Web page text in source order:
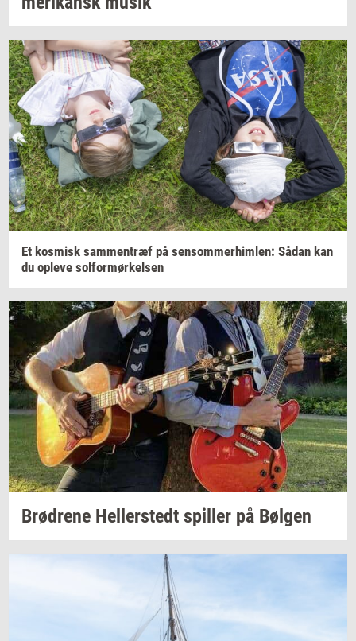
Et kos­misk sam­men­træf på sen­som­mer­him­len: Sådan kan
du op­le­ve sol­for­mør­kel­sen
Brød­re­ne Hel­ler­stedt spil­ler på Bøl­gen